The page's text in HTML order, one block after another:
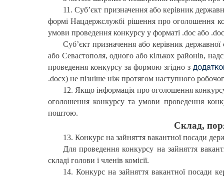
11. Суб’єкт призначення або керівник
формі Нацдержслужбі рішення про оголошення
умови проведення конкурсу у форматі .doc або
Суб’єкт призначення або керівник
або Севастополя, одного або кількох районів,
проведення конкурсу за формою згідно з
.docx) не пізніше ніж протягом наступного
12. Якщо інформація про оголошення
оголошення конкурсу та умови проведення
поштою.
Склад,
13. Конкурс на зайняття вакантної посади
Для проведення конкурсу на зайняття
складі голови і членів комісії.
14. Конкурс на зайняття вакантної посади